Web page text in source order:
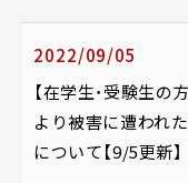
2022/09/05
【在学生・受験生
より被害に遭われ
について【9/5更新】